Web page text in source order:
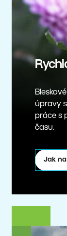
úpravy
práce s
času.
Jak